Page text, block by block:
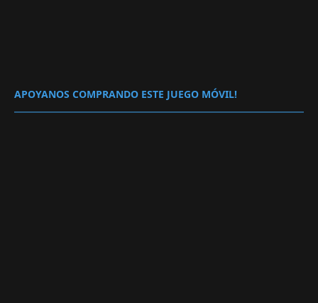
APOYANOS COMPRANDO ESTE JUEGO MÓVIL!